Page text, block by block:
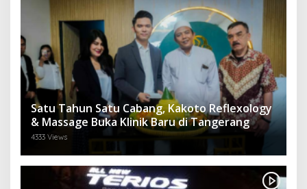
Satu Tahun Satu Cabang, Kakoto Reflexology
& Massage Buka Klinik Baru di Tangerang
4333 Views